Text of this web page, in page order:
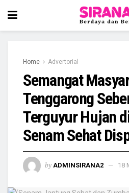
Home Advertorial
Semangat
Tenggarong
Terguyur Hujan
Senam Sehat
by ADMINSIRANA2 18